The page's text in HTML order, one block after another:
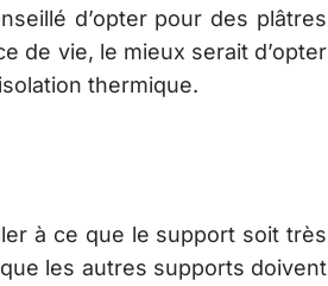
d’opter pour des plâtres
de vie, le mieux serait d’opter
thermique.
à ce que le support soit très
les autres supports doivent